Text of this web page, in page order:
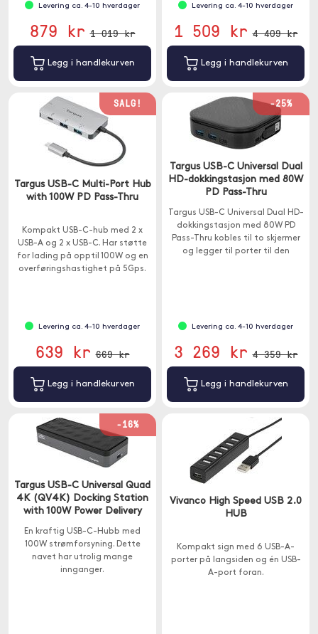
Levering ca. 4-10 hverdager
879 kr 1 019 kr
Legg i handlekurven
Levering ca. 4-10 hverdager
1 509 kr 4 409 kr
Legg i handlekurven
SALG!
Targus USB-C Multi-Port Hub
with 100W PD Pass-Thru
Kompakt USB-C-hub med 2 x
USB-A og 2 x USB-C. Har støtte
for lading på opptil 100W og en
overføringshastighet på 5Gps.
Levering ca. 4-10 hverdager
639 kr 669 kr
Legg i handlekurven
-25%
Targus USB-C Universal Dual
HD-dokkingstasjon med 80W
PD Pass-Thru
Targus USB-C Universal Dual HD-
dokkingstasjon med 80W PD
Pass-Thru kobles til to skjermer
og legger til porter til den
Levering ca. 4-10 hverdager
3 269 kr 4 359 kr
Legg i handlekurven
-16%
Targus USB-C Universal Quad
4K (QV4K) Docking Station
with 100W Power Delivery
En kraftig USB-C-Hubb med
100W strømforsyning. Dette
navet har utrolig mange
innganger.
Vivanco High Speed USB 2.0
HUB
Kompakt sign med 6 USB-A-
porter på langsiden og én USB-
A-port foran.